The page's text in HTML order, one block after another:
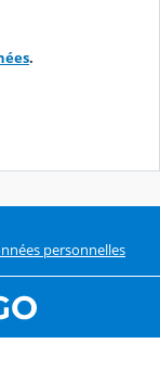
.
personnelles